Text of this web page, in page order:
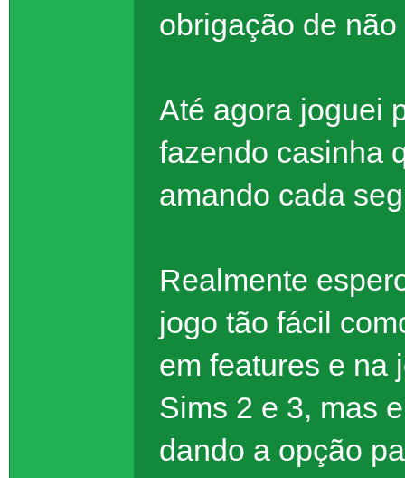
obrigação de
Até agora joguei
fazendo casinha
amando cada
Realmente
jogo tão fácil
em features e na
Sims 2 e 3, mas
dando a opção